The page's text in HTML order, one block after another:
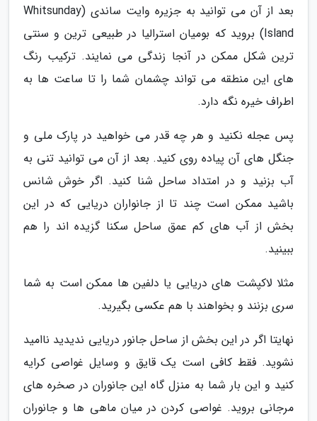
بعد از آن می توانید به جزیره وایت ساندی (Whitsunday
Island) بروید که بومیان استرالیا در طبیعی ترین و سنتی
ترین شکل ممکن در آنجا زندگی می نمایند. ترکیب رنگ
های این منطقه می تواند چشمان شما را تا ساعت ها به
اطراف خیره نگه دارد.
پس عجله نکنید و هر چه قدر می خواهید در پارک ملی و
جنگل های آن پیاده روی کنید. بعد از آن می توانید تنی به
آب بزنید و در امتداد ساحل شنا کنید. اگر خوش شانس
باشید ممکن است چند تا از جانواران دریایی که در این
بخش از آب های کم عمق ساحل سکنا گزیده اند را هم
ببینید.
مثلا لاکپشت های دریایی یا دلفین ها ممکن است به شما
سری بزنند و بخواهند با هم عکسی بگیرید.
نهایتا اگر در این بخش از ساحل جانور دریایی ندیدید ناامید
نشوید. فقط کافی است یک قایق و وسایل غواصی کرایه
کنید و این بار شما به منزل گاه این جانوران در صخره های
مرجانی بروید. غواصی کردن در میان ماهی ها و جانوران